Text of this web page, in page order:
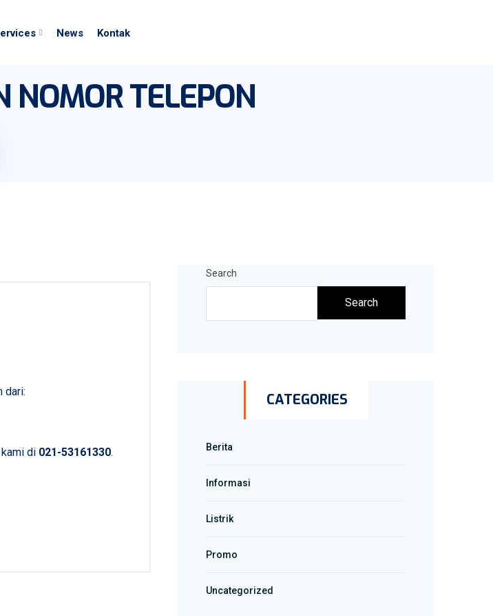
News Kontak
NOMOR TELEPON
dari:
di 021-53161330.
Search
Search
CATEGORIES
Berita
Informasi
Listrik
Promo
Uncategorized